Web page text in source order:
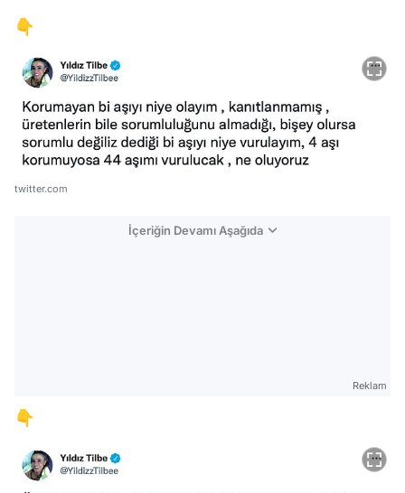
👇
twitter.com
İçeriğin Devamı Aşağıda
Reklam
👇